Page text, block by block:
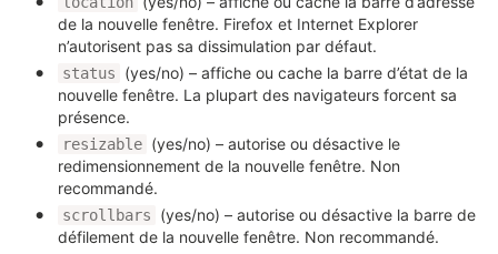
de la nouvelle fenêtre. Firefox et Internet Explorer
n’autorisent pas sa dissimulation par défaut.
status
(yes/no) – affiche ou cache la barre d’état de la
nouvelle fenêtre. La plupart des navigateurs forcent sa
présence.
resizable (yes/no) – autorise ou désactive le
redimensionnement de la nouvelle fenêtre. Non
recommandé.
scrollbars
(yes/no) – autorise ou désactive la barre de
défilement de la nouvelle fenêtre. Non recommandé.